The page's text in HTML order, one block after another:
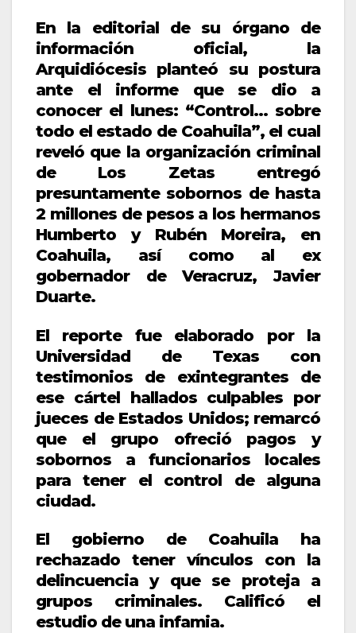
En la editorial de su órgano de
información oficial, la
Arquidiócesis planteó su postura
ante el informe que se dio a
conocer el lunes: “Control… sobre
todo el estado de Coahuila”, el cual
reveló que la organización criminal
de Los Zetas entregó
presuntamente sobornos de hasta
2 millones de pesos a los hermanos
Humberto y Rubén Moreira, en
Coahuila, así como al ex
gobernador de Veracruz, Javier
Duarte.
El reporte fue elaborado por la
Universidad de Texas con
testimonios de exintegrantes de
ese cártel hallados culpables por
jueces de Estados Unidos; remarcó
que el grupo ofreció pagos y
sobornos a funcionarios locales
para tener el control de alguna
ciudad.
El gobierno de Coahuila ha
rechazado tener vínculos con la
delincuencia y que se proteja a
grupos criminales. Calificó el
estudio de una infamia.